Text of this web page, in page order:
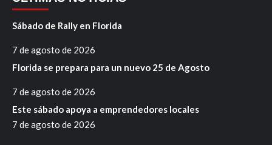
Sábado de Rally en Florida
7 de agosto de 2026
Florida se prepara para un nuevo 25 de Agosto
7 de agosto de 2026
Este sábado apoya a emprendedores locales
7 de agosto de 2026